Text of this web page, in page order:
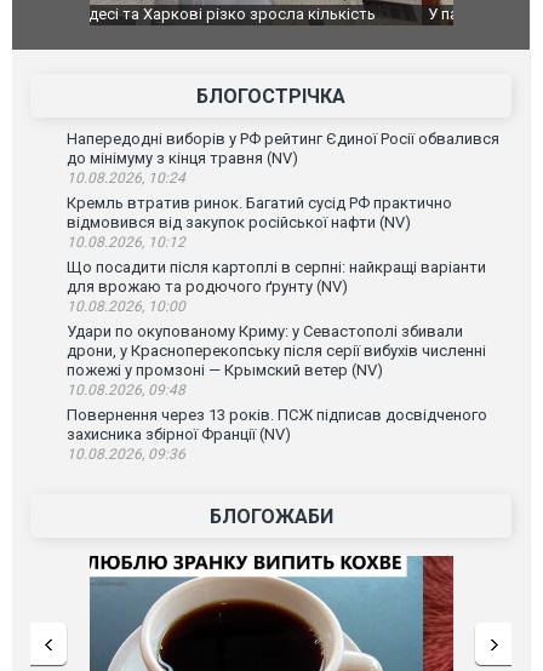
У парламенті Косово прем'єра закидали яйцями
Приїхав
до
зіркового
БЛОГОСТРІЧКА
Напередодні виборів у РФ рейтинг Єдиної Росії обвалився
до мінімуму з кінця травня (NV)
10.08.2026, 10:24
Кремль втратив ринок. Багатий сусід РФ практично
відмовився від закупок російської нафти (NV)
10.08.2026, 10:12
Що посадити після картоплі в серпні: найкращі варіанти
для врожаю та родючого ґрунту (NV)
10.08.2026, 10:00
Удари по окупованому Криму: у Севастополі збивали
дрони, у Красноперекопську після серії вибухів численні
пожежі у промзоні — Крымский ветер (NV)
10.08.2026, 09:48
Повернення через 13 років. ПСЖ підписав досвідченого
захисника збірної Франції (NV)
10.08.2026, 09:36
БЛОГОЖАБИ